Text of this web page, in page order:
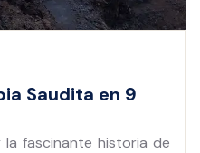
Saudita en 9
fascinante historia de